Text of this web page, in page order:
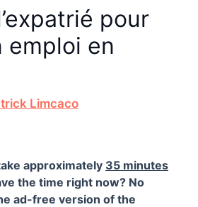
pour
emploi en
Limcaco
approximately 35 minutes
the time right now? No
ad-free version of the